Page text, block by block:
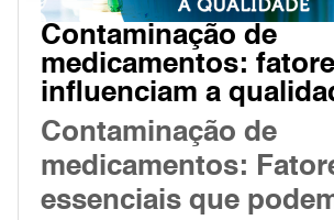
Contaminação de
medicamentos:
influenciam a
Contaminação de
medicamentos:
essenciais que